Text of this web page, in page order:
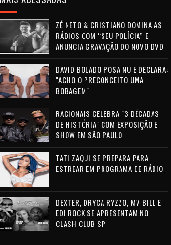
ZÉ NETO & CRISTIANO DOMINA AS
RÁDIOS COM “SEU POLÍCIA” E
ANUNCIA GRAVAÇÃO DO NOVO DVD
DAVID BOLADO POSA NU E DECLARA:
"ACHO O PRECONCEITO UMA
BOBAGEM"
RACIONAIS CELEBRA "3 DÉCADAS
DE HISTÓRIA" COM EXPOSIÇÃO E
SHOW EM SÃO PAULO
TATI ZAQUI SE PREPARA PARA
ESTREAR EM PROGRAMA DE RÁDIO
DEXTER, DRYCA RYZZO, MV BILL E
EDI ROCK SE APRESENTAM NO
CLASH CLUB SP